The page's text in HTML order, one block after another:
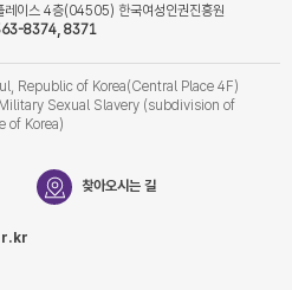
레이스 4층(04505) 한국여성인권진흥원
8374, 8371
Republic of Korea(Central Place 4F)
Sexual Slavery (subdivision of
of Korea)
찾아오시는 길